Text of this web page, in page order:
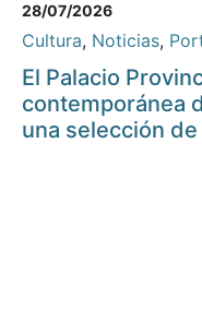
28/07/2026
Cultura, Noticias,
El Palacio
contemporánea
una selección